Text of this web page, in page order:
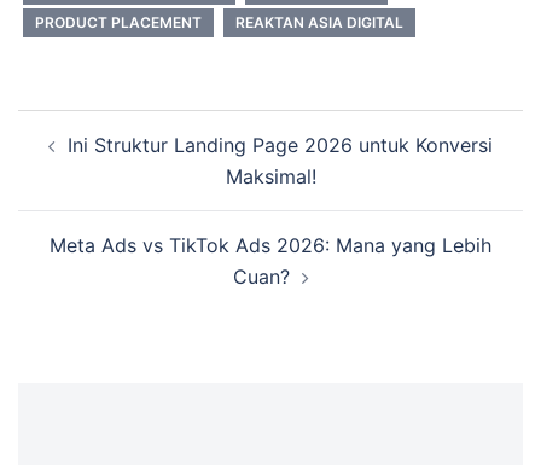
PRODUCT PLACEMENT
REAKTAN ASIA DIGITAL
navigation
Ini Struktur Landing Page 2026 untuk Konversi
Maksimal!
Meta Ads vs TikTok Ads 2026: Mana yang Lebih
Cuan?